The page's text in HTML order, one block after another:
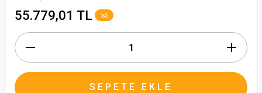
55.779,01 TL %5
SEPETE EKLE